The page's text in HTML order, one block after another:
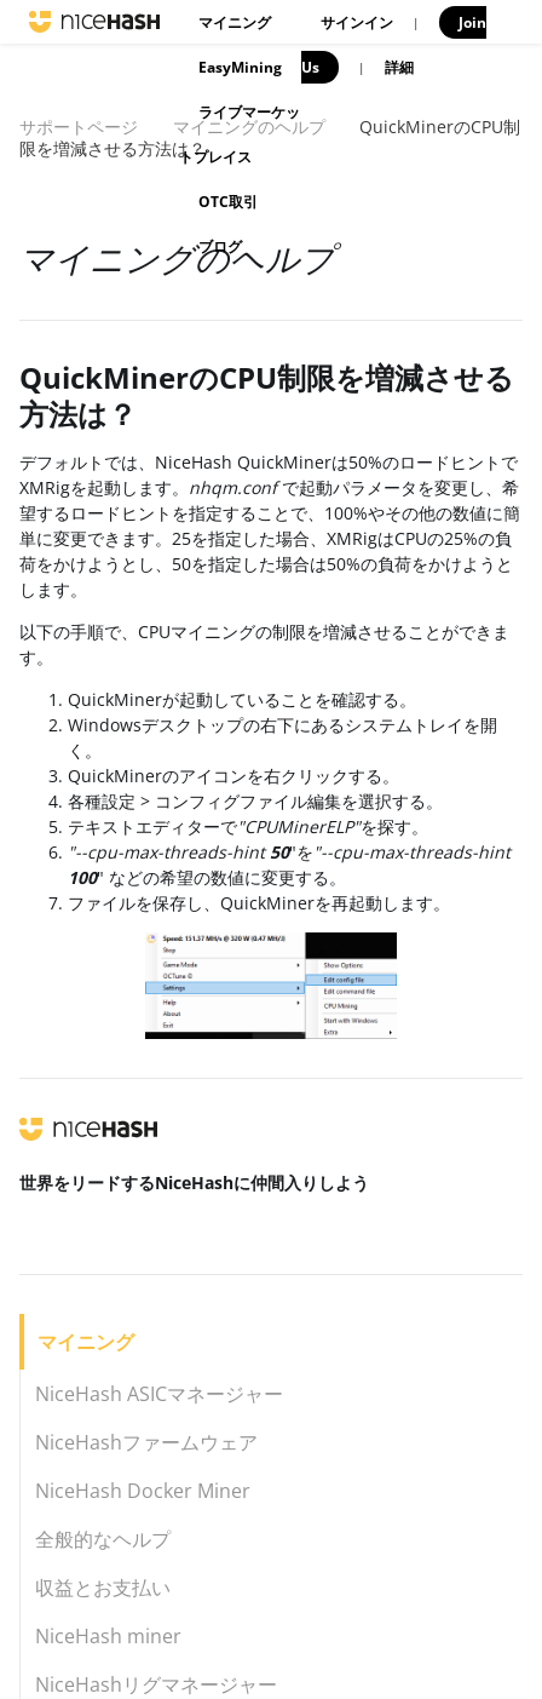
マイニング
EasyMining
ライブマーケッ
トプレイス
OTC取引
ブログ
サインイン | Join
Us | 詳細
サポートページ マイニングのヘルプ
QuickMinerのCPU制
限を増減させる方法は？
マイニングのヘルプ
QuickMinerのCPU制限を増減させる
方法は？
デフォルトでは、NiceHash QuickMinerは50%のロードヒントで
XMRigを起動します。 nhqm.confで起動パラメータを変更し、希
望するロードヒントを指定することで、100%やその他の数値に簡
単に変更できます。25を指定した場合、XMRigはCPUの25%の負
荷をかけようとし、50を指定した場合は50%の負荷をかけようと
します。
以下の手順で、CPUマイニングの制限を増減させることができま
す。
QuickMinerが起動していることを確認する。
Windowsデスクトップの右下にあるシステムトレイを開
く。
QuickMinerのアイコンを右クリックする。
各種設定 > コンフィグファイル編集を選択する。
テキストエディターで"CPUMinerELP"を探す。
"--cpu-max-threads-hint50"を"--cpu-max-threads-hint
100" などの希望の数値に変更する。
ファイルを保存し、QuickMinerを再起動します。
世界をリードするNiceHashに仲間入りしよう
マイニング
NiceHash ASICマネージャー
NiceHashファームウェア
NiceHash Docker Miner
全般的なヘルプ
収益とお支払い
NiceHash miner
NiceHashリグマネージャー